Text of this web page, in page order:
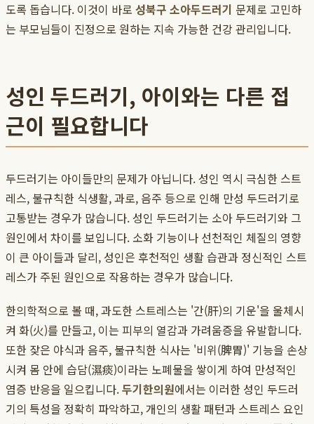
도록 돕습니다. 이것이 바로 성북구 소아두드러기 문제로 고민하
는 부모님들이 진정으로 원하는 지속 가능한 건강 관리입니다.
성인 두드러기, 아이와는 다른 접
근이 필요합니다
두드러기는 아이들만의 문제가 아닙니다. 성인 역시 극심한 스트
레스, 불규칙한 식생활, 과로, 음주 등으로 인해 만성 두드러기로
고통받는 경우가 많습니다. 성인 두드러기는 소아 두드러기와 그
원인에서 차이를 보입니다. 소화 기능이나 선천적인 체질의 영향
이 큰 아이들과 달리, 성인은 후천적인 생활 습관과 정신적인 스트
레스가 주된 원인으로 작용하는 경우가 많습니다.
한의학적으로 볼 때, 과도한 스트레스는 '간(肝)의 기운'을 울체시
켜 화(火)를 만들고, 이는 피부의 열감과 가려움증을 유발합니다.
또한 잦은 야식과 음주, 불규칙한 식사는 '비위(脾胃)' 기능을 손상
시켜 몸 안에 습담(濕痰)이라는 노폐물을 쌓이게 하여 만성적인
염증 반응을 일으킵니다.두기한의원에서는 이러한 성인 두드러
기의 특성을 정확히 파악하고, 개인의 생활 패턴과 스트레스 요인